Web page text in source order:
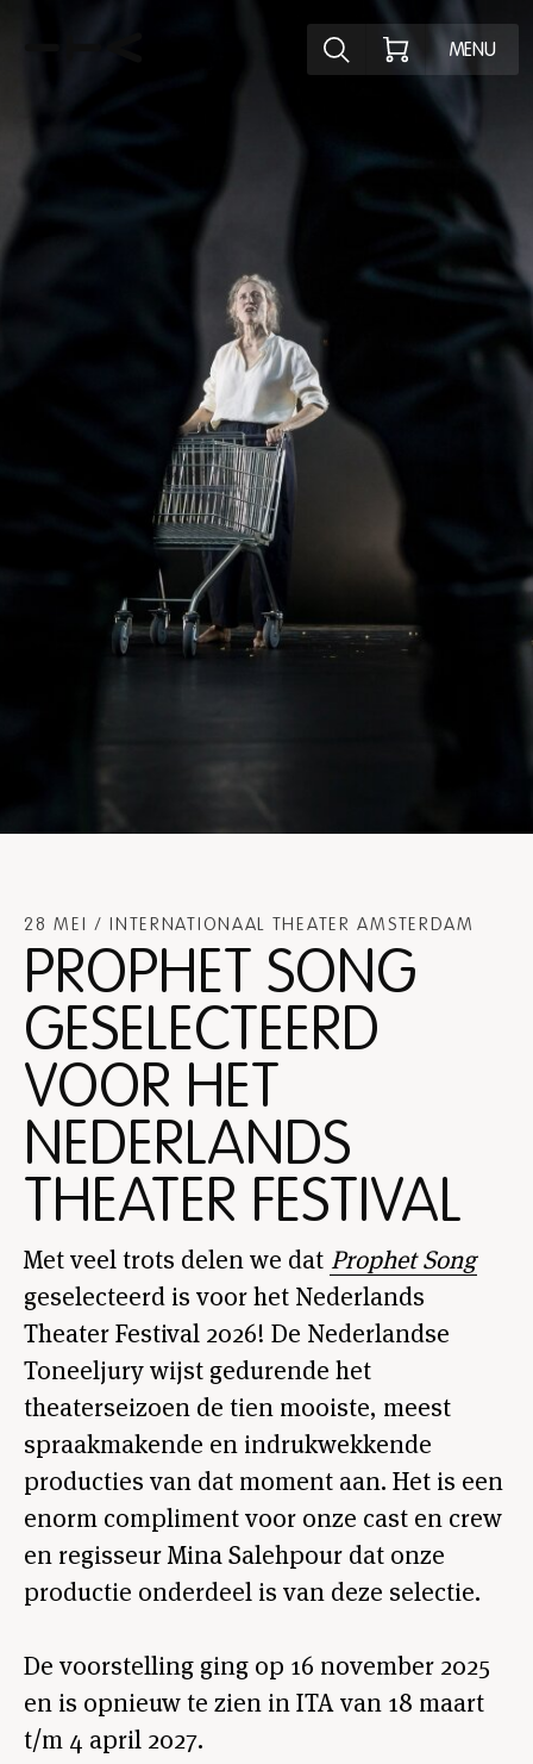
Ontdek het
MENU
28 MEI / INTERNATIONAAL THEATER AMSTERDAM
PROPHET SONG
GESELECTEERD
VOOR HET
NEDERLANDS
THEATER FESTIVAL
Met veel trots delen we dat Prophet Song
geselecteerd is voor het Nederlands
Theater Festival 2026! De Nederlandse
Toneeljury wijst gedurende het
theaterseizoen de tien mooiste, meest
spraakmakende en indrukwekkende
producties van dat moment aan. Het is een
enorm compliment voor onze cast en crew
en regisseur Mina Salehpour dat onze
productie onderdeel is van deze selectie.
De voorstelling ging op 16 november 2025
en is opnieuw te zien in ITA van 18 maart
t/m 4 april 2027.